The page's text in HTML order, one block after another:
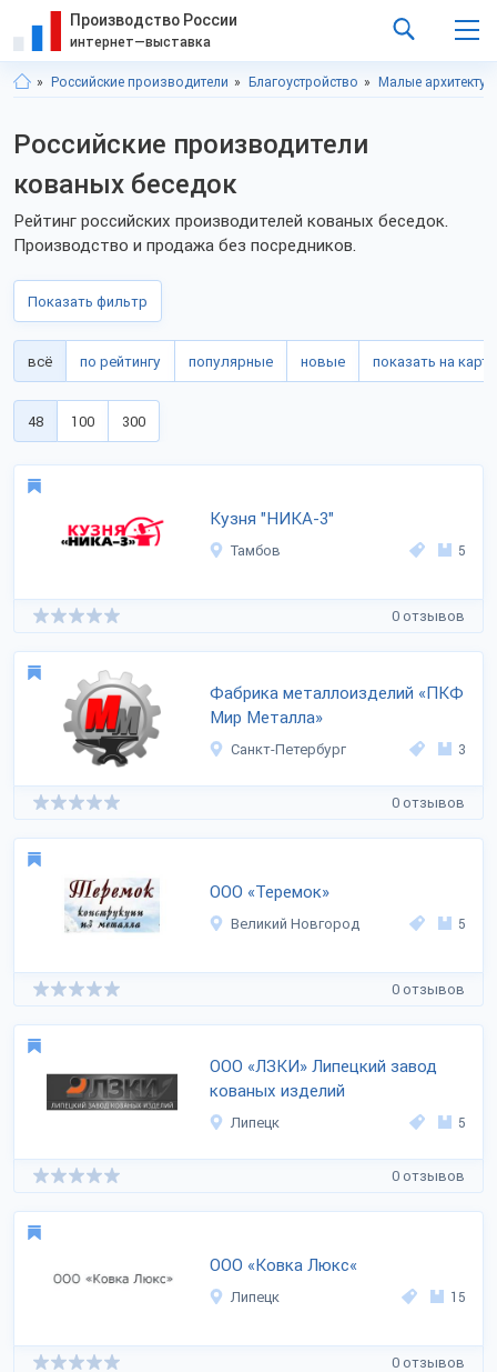
Производство России
интернет—выставка
Российские производители Благоустройство Малые
Российские производители
кованых беседок
Рейтинг российских производителей кованых беседок.
Производство и продажа без посредников.
Показать фильтр
всё по рейтингу популярные новые показать на карте
48 100 300
Кузня "НИКА-3"
Тамбов 5
0 отзывов
Фабрика металлоизделий «ПКФ
Мир Металла»
Санкт-Петербург 3
0 отзывов
ООО «Теремок»
Великий Новгород 5
0 отзывов
ООО «ЛЗКИ» Липецкий завод
кованых изделий
Липецк 5
0 отзывов
ООО «Ковка Люкс«
Липецк 15
0 отзывов